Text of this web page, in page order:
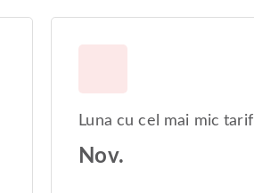
Luna cu cel mai mic tarif
Nov.